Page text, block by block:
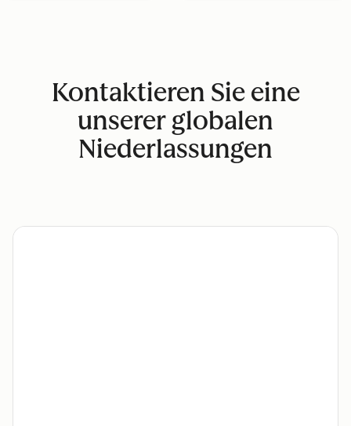
Kontaktieren Sie eine
unserer globalen
Niederlassungen